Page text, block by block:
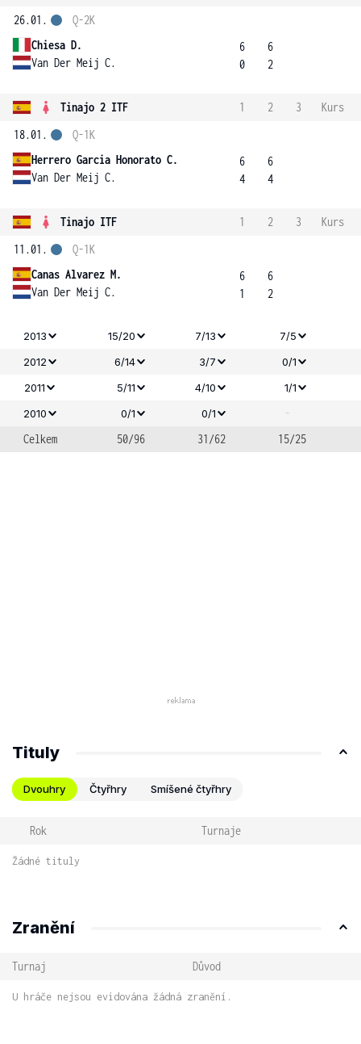
26.01.
Chiesa D.
Van Der Meij C.
Q-2K
6
0
6
2
Tinajo 2 ITF 1 2 3
Kurs
18.01.
Herrero Garcia Honorato C.
Van Der Meij C.
Q-1K
6
4
6
4
Tinajo ITF 1 2 3
Kurs
11.01.
Canas Alvarez M.
Van Der Meij C.
Q-1K
6
1
6
2
2013 15/20 7/13
7/5
2012
6/14 3/7 0/1
2011
5/11 4/10
1/1
2010
0/1 0/1
-
Celkem
50/96 31/62 15/25
Tituly
Dvouhry Čtyřhry Smíšené čtyřhry
Rok Turnaje
Žádné tituly
Zranění
Turnaj Důvod
U hráče nejsou evidována žádná zranění.